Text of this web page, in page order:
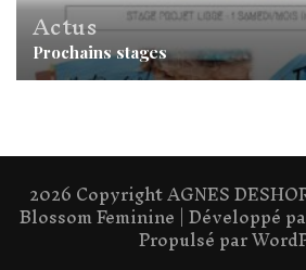
Actus
Prochains stages
2026 CopyrightAGNES
Blossom Feminine | Développé
Propulsé par